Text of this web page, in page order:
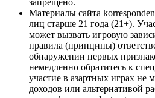
запрещено.
Материалы сайта
лиц старше 21 года (21+).
может вызвать игровую
правила (принципы)
обнаружении первых
немедленно обратитесь к
участие в азартных играх не
доходов или альтернативой